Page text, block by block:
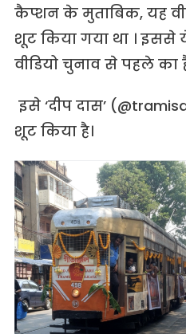
कैप्शन के मुताबिक, यह
शूट किया गया था ।
वीडियो चुनाव से पहले का
इसे ‘दीप दास’
शूट किया है।